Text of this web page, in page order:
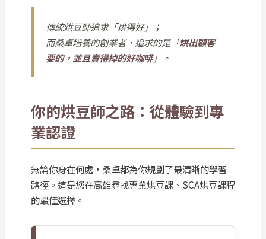
傳統烘豆師追求「烘得好」；
而桑卓培養的創業者，追求的是「烘出顧客
要的，並且賣得掉的好咖啡」。
你的烘豆師之路：從體驗到專
業認證
無論你身在何處，桑卓都為你規劃了最清晰的學習
路徑。這是您在高雄尋找專業烘豆課、SCA烘豆課程
的最佳選擇。